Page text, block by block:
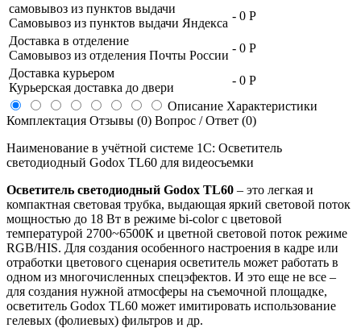
самовывоз из пунктов выдачи
Самовывоз из пунктов выдачи Яндекса
- 0 Р
Доставка в отделение
Самовывоз из отделения Почты России
- 0 Р
Доставка курьером
Курьерская доставка до двери
- 0 Р
Описание Характеристики
Комплектация Отзывы (0) Вопрос / Ответ (0)
Наименование в учётной системе 1С: Осветитель
светодиодный Godox TL60 для видеосъемки
Осветитель светодиодный Godox TL60 – это легкая и
компактная световая трубка, выдающая яркий световой поток
мощностью до 18 Вт в режиме bi-color с цветовой
температурой 2700~6500К и цветной световой поток режиме
RGB/HIS. Для создания особенного настроения в кадре или
отработки цветового сценария осветитель может работать в
одном из многочисленных спецэфектов. И это еще не все –
для создания нужной атмосферы на съемочной площадке,
осветитель Godox TL60 может имитировать использование
гелевых (фолиевых) фильтров и др.